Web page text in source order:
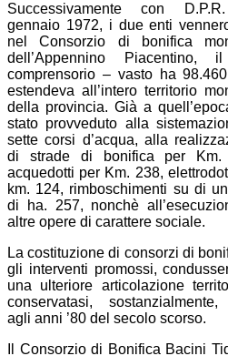
Successivamente con
gennaio 1972, i due enti
nel Consorzio di bonifica
dell’Appennino Piacentino,
comprensorio – vasto ha
estendeva all’intero territorio
della provincia. Già a
stato provveduto alla
sette corsi d’acqua, alla
di strade di bonifica per Km.
acquedotti per Km. 238,
km. 124, rimboschimenti su di
di ha. 257, nonchè
altre opere di carattere sociale.
La costituzione di consorzi di
gli interventi promossi,
una ulteriore articolazione
conservatasi,
agli anni ’80 del secolo scorso.
Il Consorzio di Bonifica Bacini